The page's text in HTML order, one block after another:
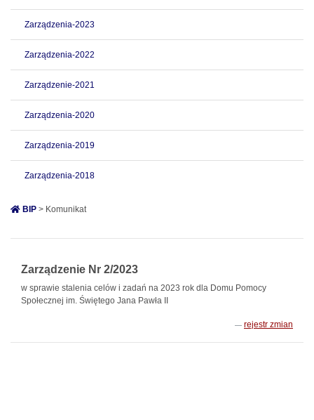
Zarządzenia-2023
Zarządzenia-2022
Zarządzenie-2021
Zarządzenia-2020
Zarządzenia-2019
Zarządzenia-2018
BIP > Komunikat
Zarządzenie Nr 2/2023
w sprawie stalenia celów i zadań na 2023 rok dla Domu Pomocy
Społecznej im. Świętego Jana Pawła II
rejestr zmian